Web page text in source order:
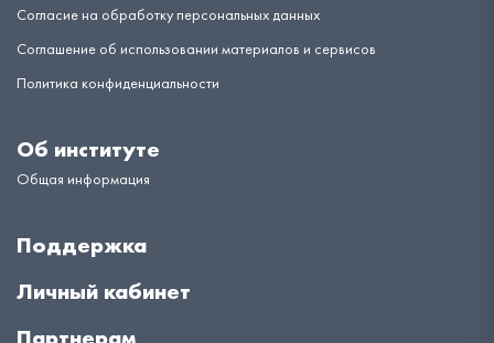
Согласие на обработку персональных данных
Соглашение об использовании материалов и сервисов
Политика конфиденциальности
Об институте
Общая информация
Поддержка
Личный кабинет